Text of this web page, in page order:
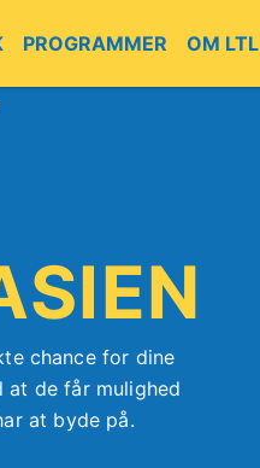
PROGRAMMER OM LTL
chance for dine
at de får mulighed
at byde på.